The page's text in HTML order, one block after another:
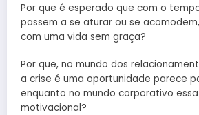
Por que é esperado que com o
passem a se aturar ou se
com uma vida sem graça?
Por que, no mundo dos
a crise é uma oportunidade parece
enquanto no mundo corporativo
motivacional?